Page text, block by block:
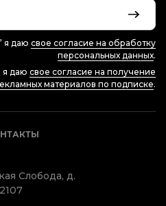
я даю свое согласие на обработку
персональных данных.
я даю свое согласие на получение
материалов по подписке.
Слобода, д.